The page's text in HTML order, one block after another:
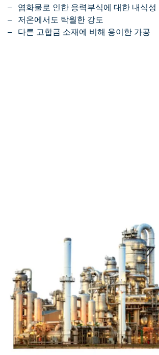
염화물로 인한 응력부식에 대한 내식성
저온에서도 탁월한 강도
다른 고합금 소재에 비해 용이한 가공